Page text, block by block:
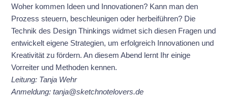
Woher kommen Ideen und Innovationen? Kann man den
Prozess steuern, beschleunigen oder herbeiführen? Die
Technik des Design Thinkings widmet sich diesen Fragen und
entwickelt eigene Strategien, um erfolgreich Innovationen und
Kreativität zu fördern. An diesem Abend lernt Ihr einige
Vorreiter und Methoden kennen.
Leitung: Tanja Wehr
Anmeldung: tanja@sketchnotelovers.de